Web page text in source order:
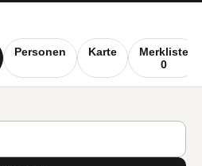
Personen Karte
Merkliste
0